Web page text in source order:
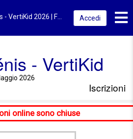
Accedi
- VertiKid
2026
Iscrizioni
online sono chiuse